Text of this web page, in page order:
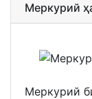
Меркурий
Меркурий